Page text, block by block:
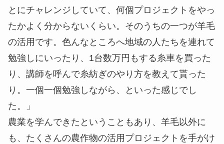
とにチャレンジしていて、何個プロジェクトをやっ
たかよく分からないくらい。そのうちの一つが羊毛
の活用です。色んなところへ地域の人たちを連れて
勉強しにいったり、1台数万円もする糸車を買った
り、講師を呼んで糸紡ぎのやり方を教えて貰った
り。一個一個勉強しながら、といった感じでし
た。」
農業を学んできたということもあり、羊毛以外に
も、たくさんの農作物の活用プロジェクトを手がけ